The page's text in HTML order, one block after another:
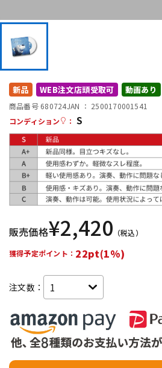
配信/ライブ機器
中古
新品 WEB注文店頭受取可 動画あり
商品番号 680724JAN ： 2500170001541
コンディション
： S
販売価格¥2,420 （税込）
獲得予定ポイント： 22pt(1%)
注文数：